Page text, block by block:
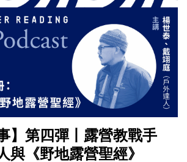
】第四彈丨露營教戰手
與《野地露營聖經》